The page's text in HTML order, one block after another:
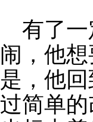
有了
闹，他
是，他
过简单